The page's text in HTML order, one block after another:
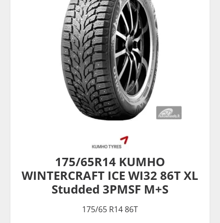
175/65R14 KUMHO
WINTERCRAFT ICE WI32 86T XL
Studded 3PMSF M+S
175/65 R14 86T